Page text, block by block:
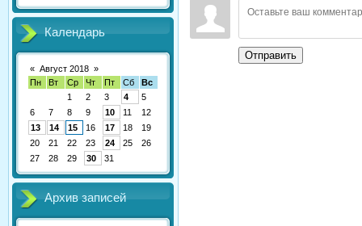
Календарь
« Август 2018 »
Пн
Вт Ср Чт Пт Сб
Вс
1
2 3 4
5
6
7 8 9 10 11
12
13
14 15 16 17 18
19
20
21 22 23 24 25
26
27
28 29 30 31
Архив записей
Отправить